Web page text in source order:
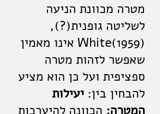
מטרה מכוונת הניעה
לשליטה גופנית(?),
(1959)White אינו מאמין
שאפשר לזהות מטרה
ספציפית ועל כן הוא מציע
להבחין בין: יעילות
המטרה: הכוונה להיערכות